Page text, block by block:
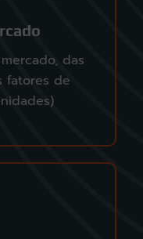
das
fatores de